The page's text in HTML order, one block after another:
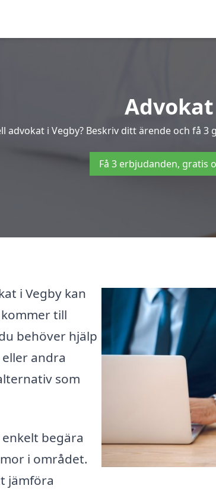
advokat i Vegby? Beskriv ditt ärende och få
Få 3 erbjudanden, gratis
i Vegby kan
till
behöver hjälp
andra
som
begära
i området.
jämföra